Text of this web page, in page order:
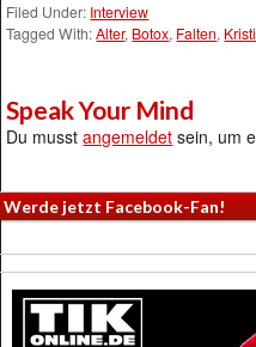
Filed Under: Interview
Tagged With:Alter, Botox, Falten,
Speak Your Mind
Du musstangemeldet sein, um
Werde jetzt Facebook-Fan!